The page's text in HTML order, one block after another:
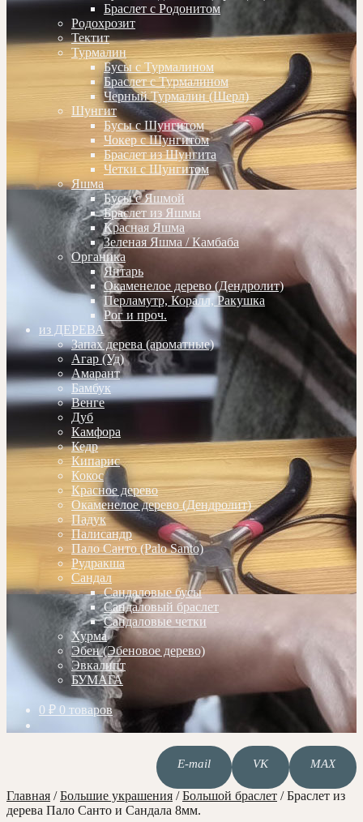
Браслет с Родонитом
Родохрозит
Тектит
Турмалин
Бусы с Турмалином
Браслет с Турмалином
Черный Турмалин (Шерл)
Шунгит
Бусы с Шунгитом
Чокер с Шунгитом
Браслет из Шунгита
Четки с Шунгитом
Яшма
Бусы с Яшмой
Браслет из Яшмы
Красная Яшма
Зеленая Яшма / Камбаба
Органика
Янтарь
Окаменелое дерево (Дендролит)
Перламутр, Коралл, Ракушка
Рог и проч.
из ДЕРЕВА
Запах дерева (ароматные)
Агар (Уд)
Амарант
Бамбук
Венге
Дуб
Камфора
Кедр
Кипарис
Кокос
Красное дерево
Окаменелое дерево (Дендролит)
Падук
Палисандр
Пало Санто (Palo Santo)
Рудракша
Сандал
Сандаловые бусы
Сандаловый браслет
Сандаловые четки
Хурма
Эбен (Эбеновое дерево)
Эвкалипт
БУМАГА
0 ₽ 0 товаров
E-mail VK MAX
Главная /Большие украшения /Большой браслет /Браслет из
дерева Пало Санто и Сандала 8мм.